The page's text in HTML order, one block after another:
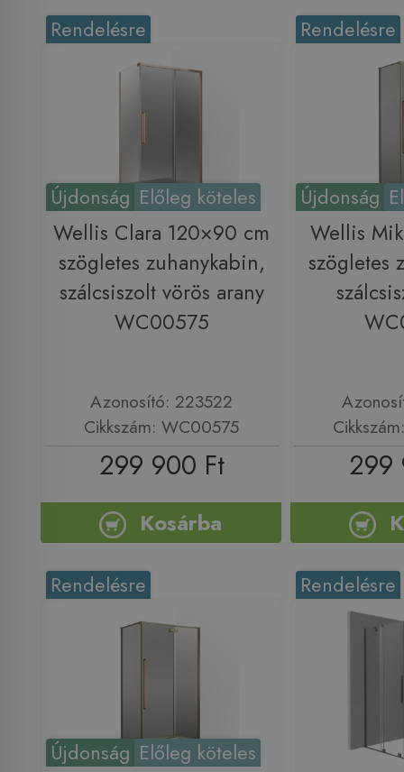
Újdonság Előleg köteles
Rendelésre
Wellis Clara 120×90 cm
szögletes zuhanykabin,
szálcsiszolt vörös arany
WC00575
Azonosító: 223522
Cikkszám: WC00575
299 900 Ft
Kosárba
Újdonság
Rendelésre
Wellis
szögletes
299
Újdonság Előleg köteles
Rendelésre Rendelésre